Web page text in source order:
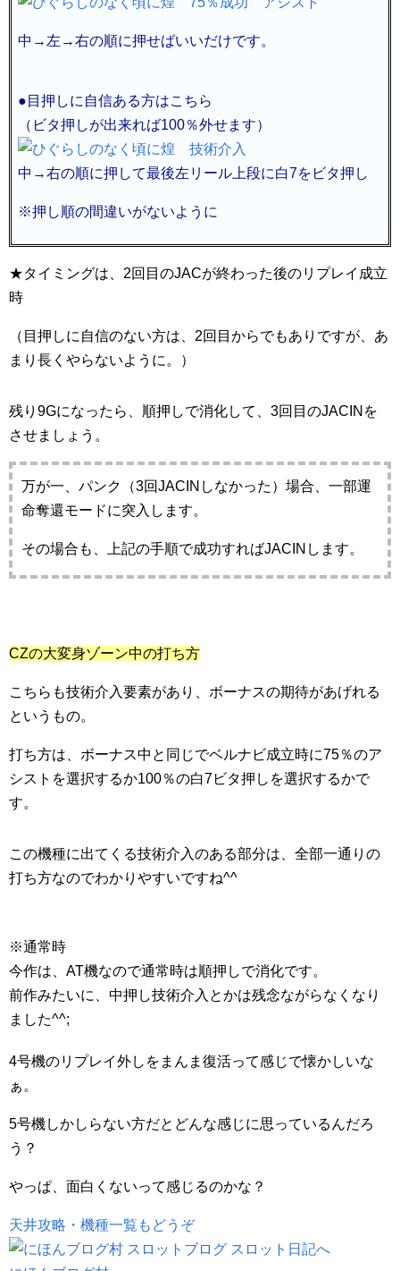
中→左→右の順に押せばいいだけです。
●目押しに自信ある方はこちら
（ビタ押しが出来れば100％外せます）
中→右の順に押して最後左リール上段に白7をビタ押し
※押し順の間違いがないように
★タイミングは、2回目のJACが終わった後のリプレイ成立
時
（目押しに自信のない方は、2回目からでもありですが、あ
まり長くやらないように。）
残り9Gになったら、順押しで消化して、3回目のJACINを
させましょう。
万が一、パンク（3回JACINしなかった）場合、一部運
命奪還モードに突入します。
その場合も、上記の手順で成功すればJACINします。
CZの大変身ゾーン中の打ち方
こちらも技術介入要素があり、ボーナスの期待があげれる
というもの。
打ち方は、ボーナス中と同じでベルナビ成立時に75％のア
シストを選択するか100％の白7ビタ押しを選択するかで
す。
この機種に出てくる技術介入のある部分は、全部一通りの
打ち方なのでわかりやすいですね^^
※通常時
今作は、AT機なので通常時は順押しで消化です。
前作みたいに、中押し技術介入とかは残念ながらなくなり
ました^^;
4号機のリプレイ外しをまんま復活って感じで懐かしいな
ぁ。
5号機しかしらない方だとどんな感じに思っているんだろ
う？
やっぱ、面白くないって感じるのかな？
天井攻略・機種一覧もどうぞ